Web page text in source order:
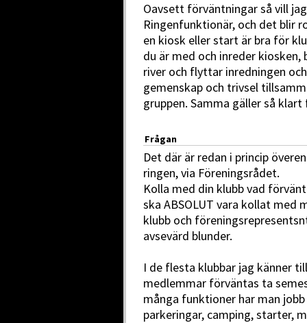
Oavsett förväntningar så vill
Ringenfunktionär, och det blir
en kiosk eller start är bra för
du är med och inreder
river och flyttar inredningen
gemenskap och trivsel
gruppen. Samma gäller så
Frågan
Det där är redan i princip
ringen, via Föreningsrådet.
Kolla med din klubb vad
ska ABSOLUT vara kollat med
klubb och
avsevärd blunder.
I de flesta klubbar jag känner
medlemmar förväntas ta
många funktioner har man
parkeringar, camping, starter,